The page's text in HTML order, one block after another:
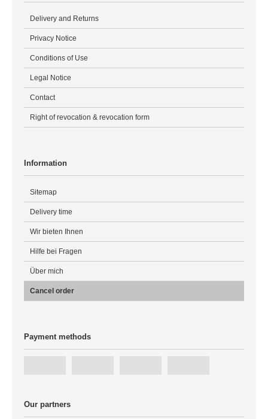
Delivery and Returns
Privacy Notice
Conditions of Use
Legal Notice
Contact
Right of revocation & revocation form
Information
Sitemap
Delivery time
Wir bieten Ihnen
Hilfe bei Fragen
Über mich
Cancel order
Payment methods
Our partners